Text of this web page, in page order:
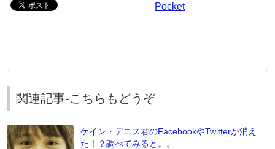
Pocket
関連記事-こちらもどうぞ
ケイン・デニス君のFacebookやTwitterが消え
た！？調べてみると。。